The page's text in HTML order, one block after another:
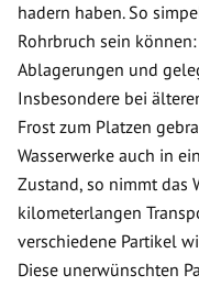
hadern haben. So
Rohrbruch sein
Ablagerungen und
Insbesondere bei
Frost zum Platzen
Wasserwerke auch in
Zustand, so nimmt das
kilometerlangen
verschiedene Partikel
Diese unerwünschten